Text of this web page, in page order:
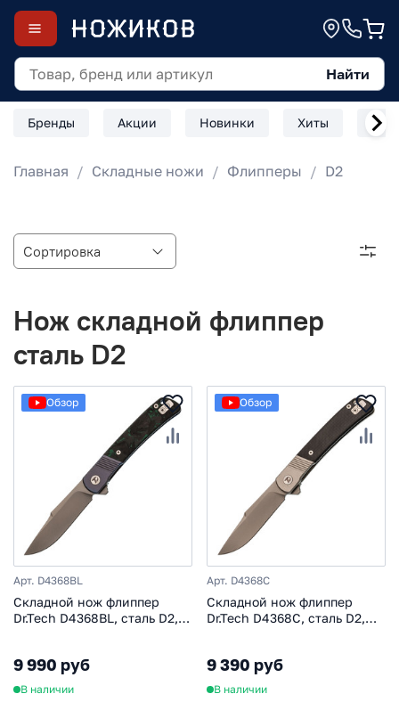
Найти
Бренды Акции Новинки Хиты
Главная Складные ножи Флипперы D2
Нож складной флиппер
сталь D2
Обзор
Арт. D4368BL
Складной нож флиппер
Dr.Tech D4368BL, сталь D2,
9 990 руб
В наличии
Обзор
Арт. D4368C
Складной нож флиппер
Dr.Tech D4368C, сталь D2,
9 390 руб
В наличии